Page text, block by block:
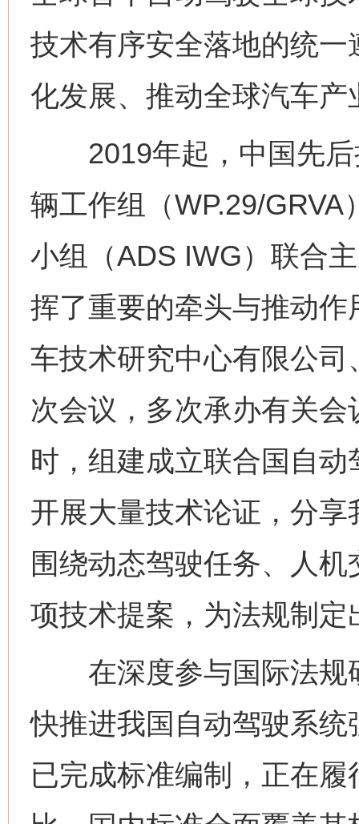
技术有序安全落地的统
化发展、推动全球汽车
2019年起，中国先后
辆工作组（WP.29/
小组（ADS IWG）联合
挥了重要的牵头与推动
车技术研究中心有限公
次会议，多次承办有关
时，组建成立联合国自
开展大量技术论证，分
围绕动态驾驶任务、人
项技术提案，为法规制
在深度参与国际法规
快推进我国自动驾驶系
已完成标准编制，正在